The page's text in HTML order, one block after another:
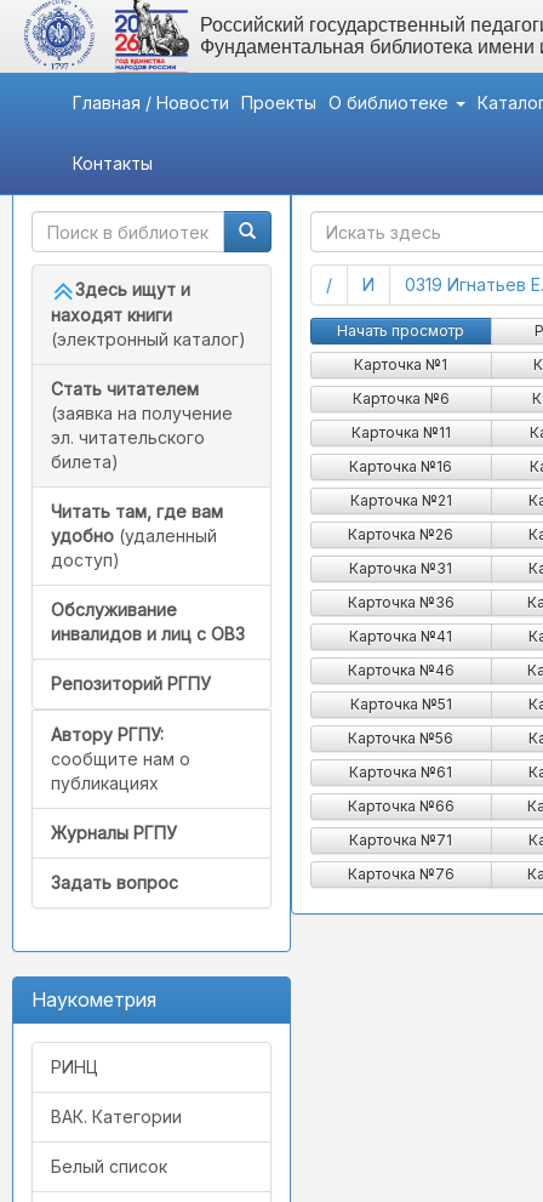
Российский государственный
Фундаментальная библиотека
Главная / Новости Проекты О библиотеке
Контакты
Быстрый доступ
Здесь ищут и
находят книги
(электронный каталог)
Стать читателем
(заявка на получение
эл. читательского
билета)
Читать там, где вам
удобно (удаленный
доступ)
Обслуживание
инвалидов и лиц с ОВЗ
Репозиторий РГПУ
Автору РГПУ:
сообщите нам о
публикациях
Журналы РГПУ
Задать вопрос
Наукометрия
РИНЦ
ВАК. Категории
Белый список
/(current)
И (current)
0319 Игнатьев
Игнатьев Николай
Начать просмотр
Карточка №1
Карточка №6
Карточка №11
Карточка №16
Карточка №21
Карточка №26
Карточка №31
Карточка №36
Карточка №41
Карточка №46
Карточка №51
Карточка №56
Карточка №61
Карточка №66
Карточка №71
Карточка №76